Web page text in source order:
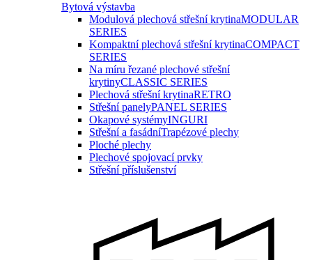
Bytová výstavba
Modulová plechová střešní krytinaMODULAR
SERIES
Kompaktní plechová střešní krytinaCOMPACT
SERIES
Na míru řezané plechové střešní
krytinyCLASSIC SERIES
Plechová střešní krytinaRETRO
Střešní panelyPANEL SERIES
Okapové systémyINGURI
Střešní a fasádníTrapézové plechy
Ploché plechy
Plechové spojovací prvky
Střešní příslušenství